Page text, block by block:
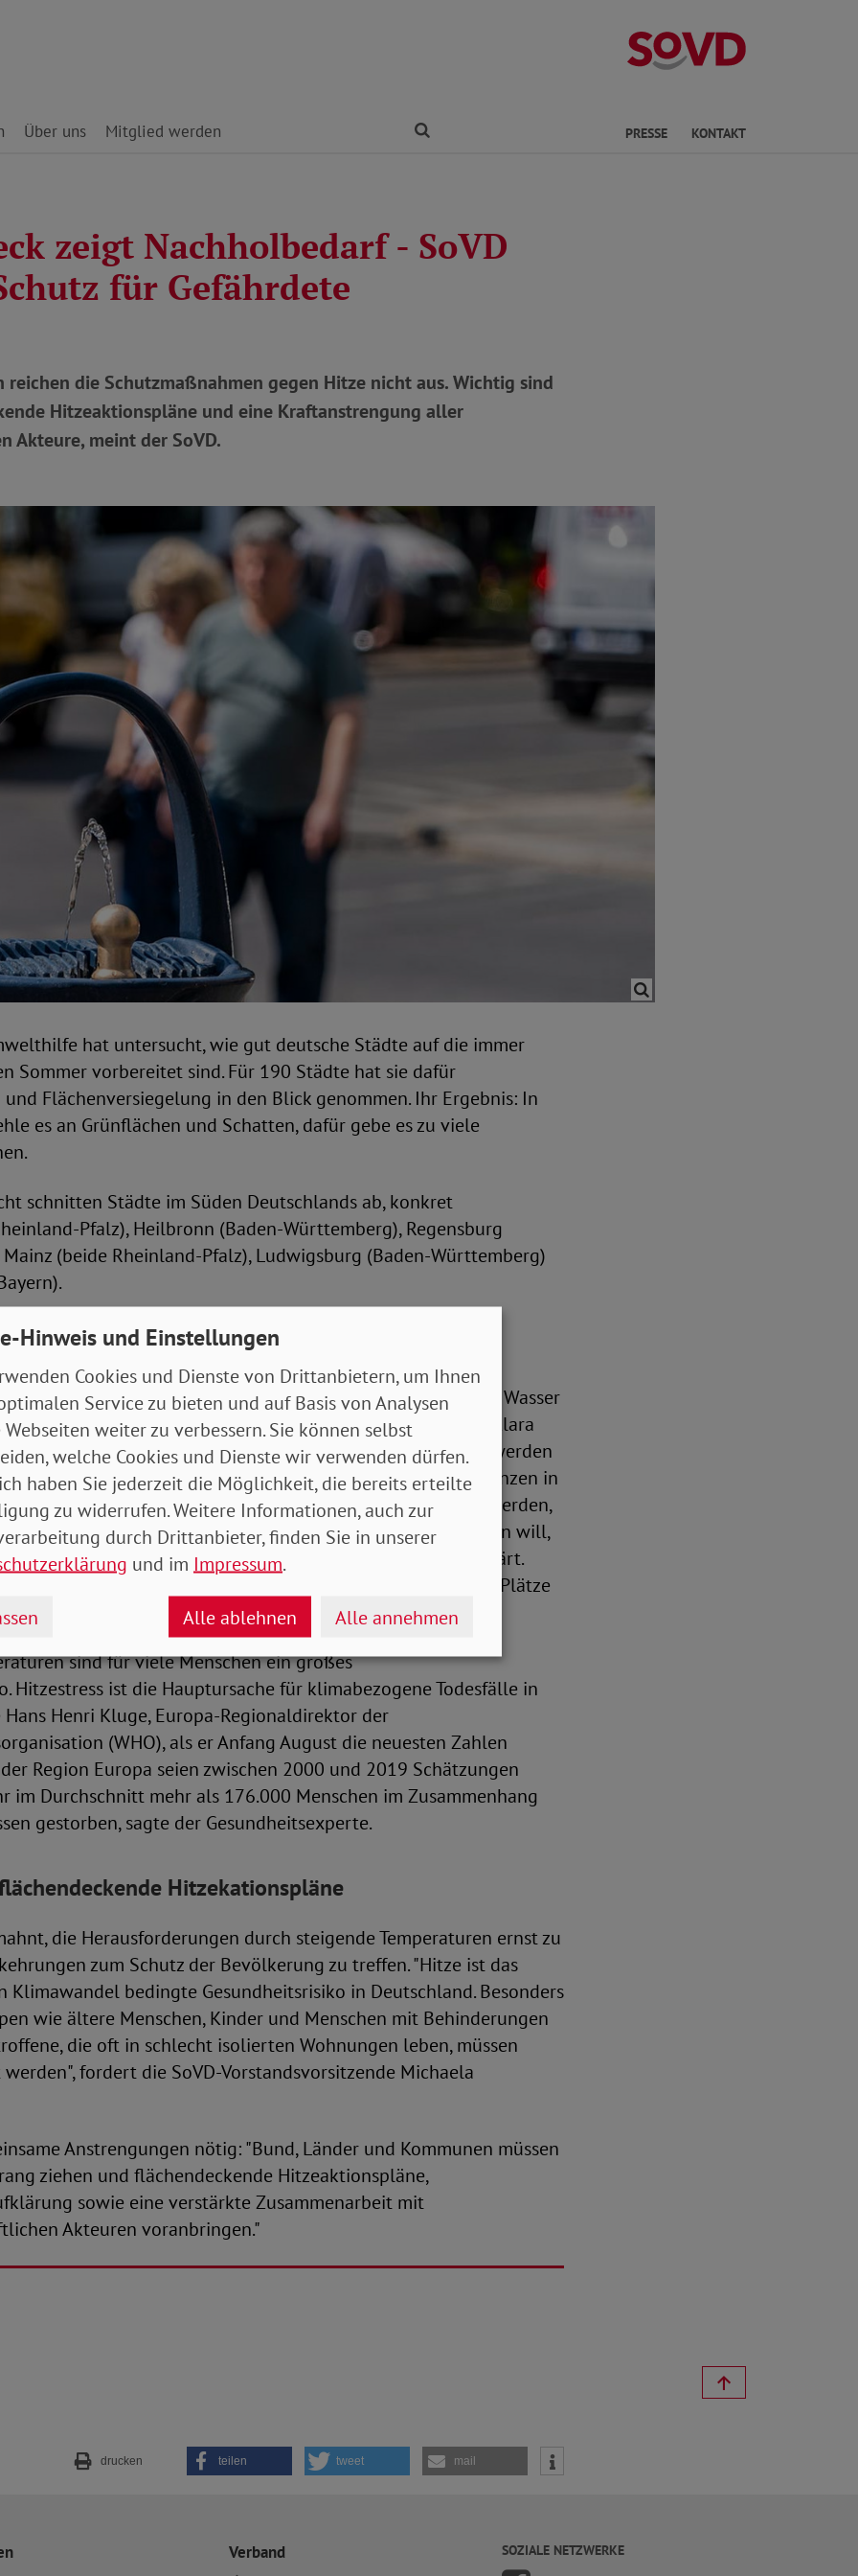
Über uns Mitglied werden PRESSE KONTAKT
zeigt Nachholbedarf - SoVD
für Gefährdete
reichen die Schutzmaßnahmen gegen Hitze nicht aus. Wichtig sind
Hitzeaktionspläne und eine Kraftanstrengung aller
Akteure, meint der SoVD.
hat untersucht, wie gut deutsche Städte auf die immer
Sommer vorbereitet sind. Für 190 Städte hat sie dafür
Flächenversiegelung in den Blick genommen. Ihr Ergebnis: In
es an Grünflächen und Schatten, dafür gebe es zu viele
schnitten Städte im Süden Deutschlands ab, konkret
Pfalz), Heilbronn (Baden-Württemberg), Regensburg
Mainz (beide Rheinland-Pfalz), Ludwigsburg (Baden-Württemberg)
Temperaturen anpassen
seien Grünflächen und unversiegelte Böden, wo Wasser
besonders wichtig, betonte die Umwelthilfe. Bauministerin Klara
erst eine Strategie zum Schutz vor Hitze vorgelegt. Darin werden
Straßenbäume und grüne Dächer empfohlen. Damit Pflanzen in
nicht vertrockneten, müssten Flächen geschaffen werden,
könne. «Wer frisches Geld aus unseren Förderprogrammen will,
mitdenken und nachweisen», hatte Geywitz zudem erklärt.
Beispiel, dass Flüsse von Beton befreit sowie betonierte Plätze
werden.
sind für viele Menschen ein großes
Hitzestress ist die Hauptursache für klimabezogene Todesfälle in
Henri Kluge, Europa-Regionaldirektor der
(WHO), als er Anfang August die neuesten Zahlen
Region Europa seien zwischen 2000 und 2019 Schätzungen
im Durchschnitt mehr als 176.000 Menschen im Zusammenhang
gestorben, sagte der Gesundheitsexperte.
Hitzekationspläne
die Herausforderungen durch steigende Temperaturen ernst zu
zum Schutz der Bevölkerung zu treffen. "Hitze ist das
Klimawandel bedingte Gesundheitsrisiko in Deutschland. Besonders
wie ältere Menschen, Kinder und Menschen mit Behinderungen
die oft in schlecht isolierten Wohnungen leben, müssen
fordert die SoVD-Vorstandsvorsitzende Michaela
Anstrengungen nötig: "Bund, Länder und Kommunen müssen
ziehen und flächendeckende Hitzeaktionspläne,
sowie eine verstärkte Zusammenarbeit mit
Akteuren voranbringen."
drucken teilen tweet mail
Verband
SOZIALE NETZWERKE
Hinweis und Einstellungen
Cookies und Dienste von Drittanbietern, um Ihnen
Service zu bieten und auf Basis von Analysen
Webseiten weiter zu verbessern. Sie können selbst
welche Cookies und Dienste wir verwenden dürfen.
haben Sie jederzeit die Möglichkeit, die bereits erteilte
zu widerrufen. Weitere Informationen, auch zur
durch Drittanbieter, finden Sie in unserer
und im Impressum.
Alle ablehnen Alle annehmen